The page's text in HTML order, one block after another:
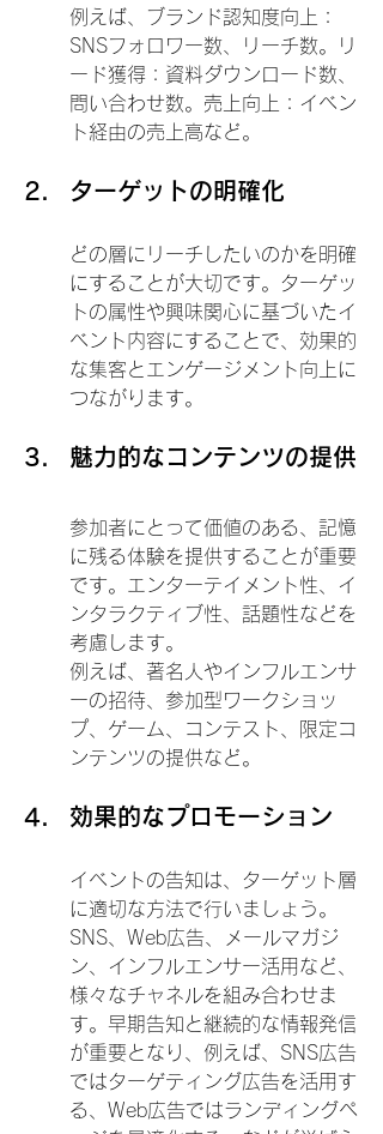
例えば、ブランド認知度向上：
SNSフォロワー数、リーチ数。リ
ード獲得：資料ダウンロード数、
問い合わせ数。売上向上：イベン
ト経由の売上高など。
ターゲットの明確化
どの層にリーチしたいのかを明確
にすることが大切です。ターゲッ
トの属性や興味関心に基づいたイ
ベント内容にすることで、効果的
な集客とエンゲージメント向上に
つながります。
魅力的なコンテンツの提供
参加者にとって価値のある、記憶
に残る体験を提供することが重要
です。エンターテイメント性、イ
ンタラクティブ性、話題性などを
考慮します。
例えば、著名人やインフルエンサ
ーの招待、参加型ワークショッ
プ、ゲーム、コンテスト、限定コ
ンテンツの提供など。
効果的なプロモーション
イベントの告知は、ターゲット層
に適切な方法で行いましょう。
SNS、Web広告、メールマガジ
ン、インフルエンサー活用など、
様々なチャネルを組み合わせま
す。早期告知と継続的な情報発信
が重要となり、例えば、SNS広告
ではターゲティング広告を活用す
る、Web広告ではランディングペ